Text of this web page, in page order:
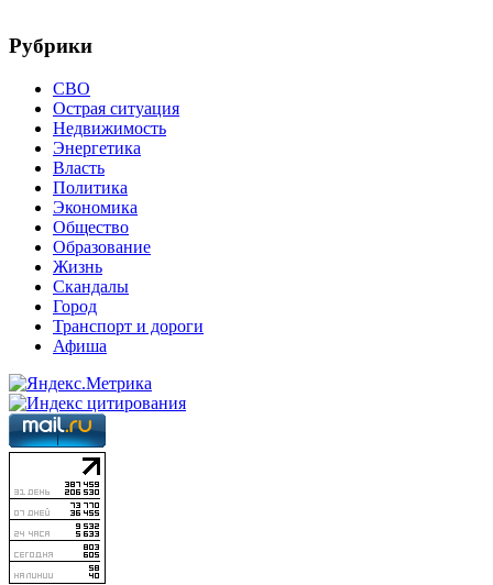
Рубрики
СВО
Острая ситуация
Недвижимость
Энергетика
Власть
Политика
Экономика
Общество
Образование
Жизнь
Скандалы
Город
Транспорт и дороги
Афиша